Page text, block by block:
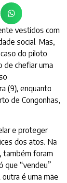
vestidos com
social. Mas,
do piloto
de chefiar uma
(9), enquanto
de Congonhas,
e proteger
dos atos. Na
também foram
que “vendeu”
é uma mãe